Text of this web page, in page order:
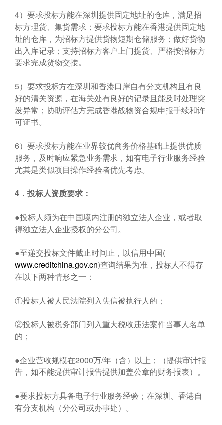
4）要求投标方能在深圳提供固定地址的仓库，满足招
标方理货、集货需求；要求投标方能在香港提供固定地
址的仓库，为招标方提供货物短期仓储服务；做好货物
出入库记录；支持招标方客户上门提货、严格按招标方
要求完成货物交接。
5）要求投标方在深圳和香港口岸自有分支机构且有良
好的清关资源，在海关处有良好的记录且能及时处理突
发异常；协助评估方完成香港战物资合规申报手续和许
可证书。
6）要求投标方能在业界较优商务价格基础上提供优质
服务，及时响应紧急业务需求，如有电子行业服务经验
尤其是类似项目操作经验者优先考虑。
4 ．投标人资质要求：
●投标人须为在中国境内注册的独立法人企业，或者取
得独立法人企业授权的分公司。
●至递交投标文件截止时间止，以信用中国(
www.creditchina.gov.cn)查询结果为准，投标人不得存
在以下两种情形之一：
①投标人被人民法院列入失信被执行人的；
②投标人被税务部门列入重大税收违法案件当事人名单
的；
●企业营收规模在2000万/年（含）以上；（提供审计报
告，如不能提供审计报告提供加盖公章的财务报表）。
●要求投标方具备电子行业服务经验；在深圳、香港自
有分支机构（分公司或办事处）。